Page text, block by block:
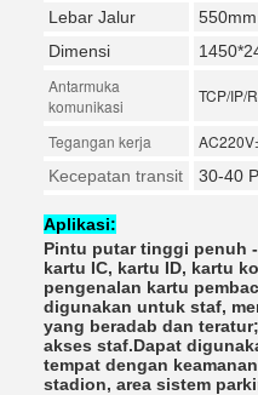
Lebar Jalur
550mm
Dimensi
Antarmuka
komunikasi
TCP/IP/
Tegangan kerja
Kecepatan transit 30-40
Aplikasi:
Pintu putar tinggi penuh
kartu IC, kartu ID, kartu
pengenalan kartu
digunakan untuk staf,
yang beradab dan
akses staf.Dapat
tempat dengan
stadion, area sistem